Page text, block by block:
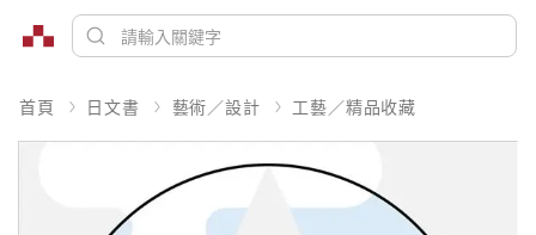
首頁 日文書 藝術／設計 工藝／精品收藏